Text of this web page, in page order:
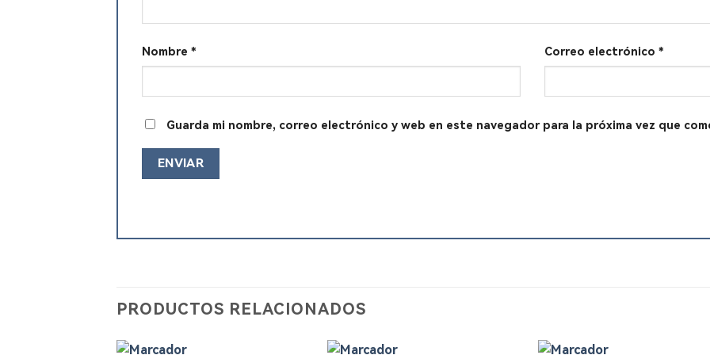
Nombre * Correo electrónico *
Guarda mi nombre, correo electrónico y web en este navegador para la próxima vez que
PRODUCTOS RELACIONADOS